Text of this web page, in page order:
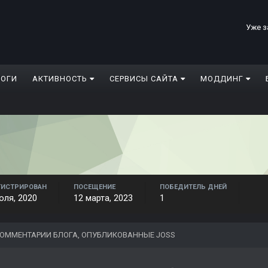
Уже
АКТИВНОСТЬ СЕРВИСЫ САЙТА МОДДИНГ
2020
ПОСЕЩЕНИЕ
12 марта, 2023
ПОБЕДИТЕЛЬ ДНЕЙ
1
БЛОГА, ОПУБЛИКОВАННЫЕ JOSS